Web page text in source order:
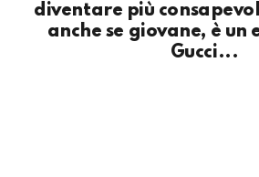
diventare più
anche se giovane, è un
Gucci...